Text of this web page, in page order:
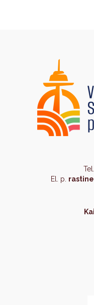
Tel.
El. p.